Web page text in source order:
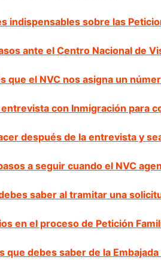
indispensables sobre las
ante el Centro Nacional de
que el NVC nos asigna un
con Inmigración para
después de la entrevista y
a seguir cuando el NVC
saber al tramitar una
en el proceso de Petición
que debes saber de la